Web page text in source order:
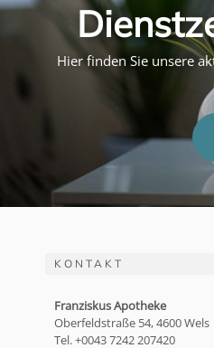
Hier finden Sie unsere
KONTAKT
Franziskus Apotheke
Oberfeldstraße 54, 4600 Wels
Tel. +0043 7242 207420